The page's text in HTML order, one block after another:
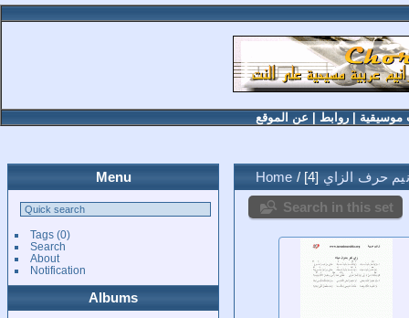
موسيقية |روابط عن الموقع
Menu
Tags(0)
Search
About
Notification
Albums
Home / حرف الزاي 4
Search in this set